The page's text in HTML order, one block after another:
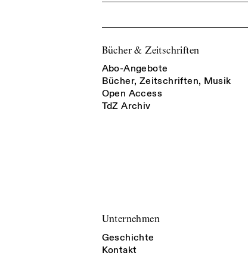
Bücher & Zeitschriften
Abo-Angebote
Bücher, Zeitschriften, Musik
Open Access
TdZ Archiv
Unternehmen
Geschichte
Kontakt